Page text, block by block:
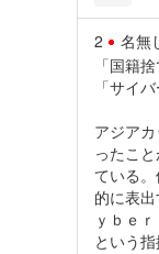
2 名無
「国籍
「サイ
アジア
ったこ
ている
的に表
ｙｂｅ
という指